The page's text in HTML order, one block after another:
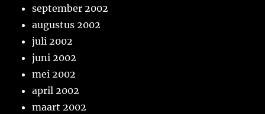
september 2002
augustus 2002
juli 2002
juni 2002
mei 2002
april 2002
maart 2002